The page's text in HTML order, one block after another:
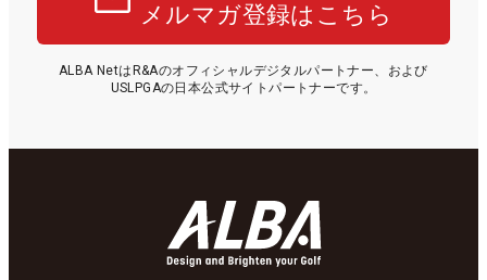
メルマガ登録はこちら
ALBA NetはR&Aのオフィシャルデジタルパートナー、および
USLPGAの日本公式サイトパートナーです。